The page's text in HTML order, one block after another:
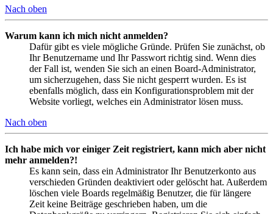
Nach oben
Warum kann ich mich nicht anmelden?
Dafür gibt es viele mögliche Gründe. Prüfen Sie zunächst, ob
Ihr Benutzername und Ihr Passwort richtig sind. Wenn dies
der Fall ist, wenden Sie sich an einen Board-Administrator,
um sicherzugehen, dass Sie nicht gesperrt wurden. Es ist
ebenfalls möglich, dass ein Konfigurationsproblem mit der
Website vorliegt, welches ein Administrator lösen muss.
Nach oben
Ich habe mich vor einiger Zeit registriert, kann mich aber nicht
mehr anmelden?!
Es kann sein, dass ein Administrator Ihr Benutzerkonto aus
verschieden Gründen deaktiviert oder gelöscht hat. Außerdem
löschen viele Boards regelmäßig Benutzer, die für längere
Zeit keine Beiträge geschrieben haben, um die